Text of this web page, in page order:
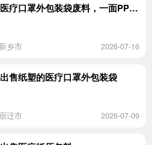
出售医疗口罩外包装袋废料，一面PP膜、一面医用透析纸，有袋装，有纸箱装
乡市 2026-07-16
售纸塑的医疗口罩外包装袋
迁市 2026-07-09